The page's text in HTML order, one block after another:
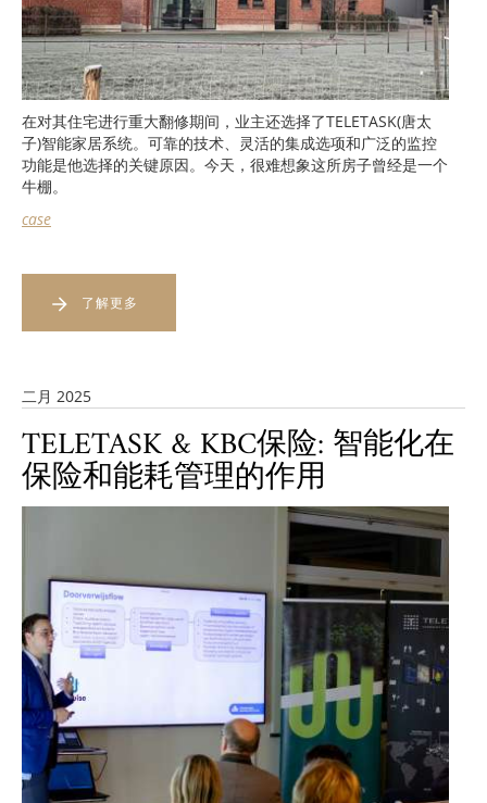
在对其住宅进行重大翻修期间，业主还选择了TELETASK(唐太
子)智能家居系统。可靠的技术、灵活的集成选项和广泛的监控
功能是他选择的关键原因。今天，很难想象这所房子曾经是一个
牛棚。
case
了解更多
二月 2025
TELETASK & KBC保险: 智能化在
保险和能耗管理的作用